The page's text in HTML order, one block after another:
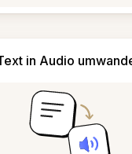
in Audio